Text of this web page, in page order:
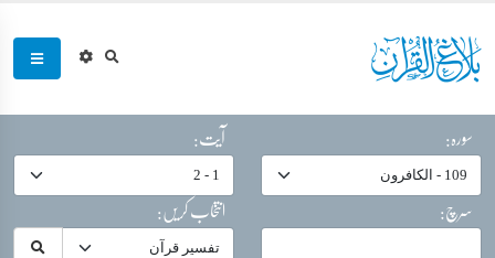
سورہ:
آیت:
سرچ:
انتخاب کریں: